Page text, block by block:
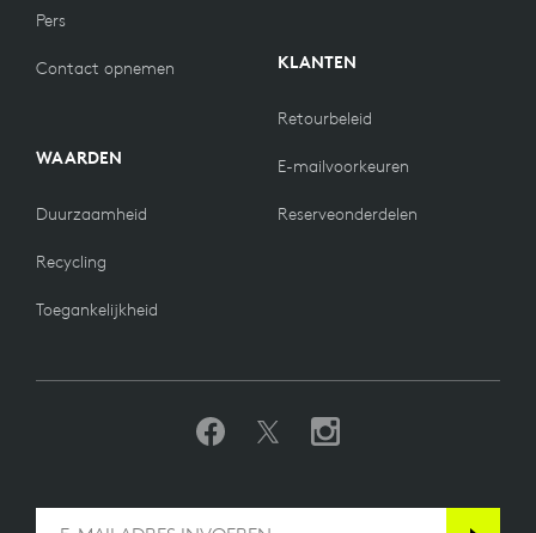
Pers
Contact opnemen
WAARDEN
Duurzaamheid
Recycling
Toegankelijkheid
KLANTEN
Retourbeleid
E-mailvoorkeuren
Reserveonderdelen